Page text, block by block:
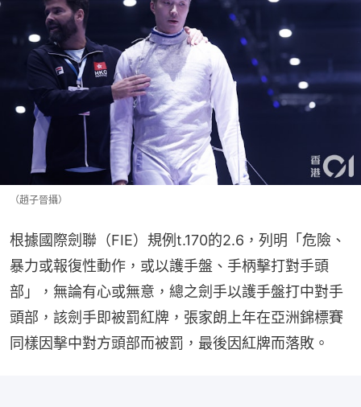
（趙子晉攝）
根據國際劍聯（FIE）規例t.170的2.6，列明「危險、
暴力或報復性動作，或以護手盤、手柄擊打對手頭
部」，無論有心或無意，總之劍手以護手盤打中對手
頭部，該劍手即被罰紅牌，張家朗上年在亞洲錦標賽
同樣因擊中對方頭部而被罰，最後因紅牌而落敗。